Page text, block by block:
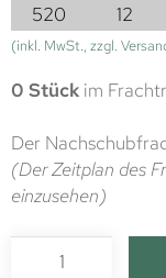
520
12
(inkl. MwSt., zzgl.
0 Stück im
Der
(Der Zeitplan des
einzusehen)